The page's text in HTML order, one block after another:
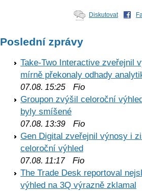
Diskutovat
Poslední zprávy
Take-Two Interactive zveřejnil
mírně překonaly odhady
07.08. 15:25 Fio
Groupon zvýšil celoroční
byly smíšené
07.08. 13:39 Fio
Gen Digital zveřejnil výnosy i
celoroční výhled
07.08. 11:17Fio
The Trade Desk reportoval
výhled na 3Q výrazně zklamal